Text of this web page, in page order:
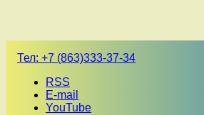
Тел: +7 (863)333-37-34
RSS
E-mail
YouTube